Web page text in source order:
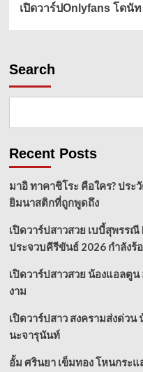
เปิดวาร์ปOnlyfans โดนั
Search
Recent Posts
มาอิ ทาคาชิโระ คือใคร? ประ
ยิมนาสติกที่ถูกพูดถึง
เปิดวาร์ปสาวสวย เบบี้สุพรร
ประจวบคีรีขันธ์ 2026 กำลังร้
เปิดวาร์ปสาวสวย น้องแอลตู
งาม
เปิดวาร์ปสาว สงครามส่งด่ว
นะจารุนันท์
อั้ม ศรินยา เข็มทอง โหนกระ